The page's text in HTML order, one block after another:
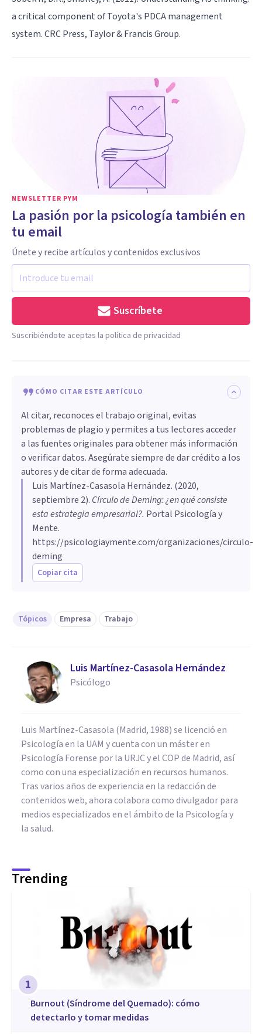
a critical component of Toyota's PDCA management
system. CRC Press, Taylor & Francis Group.
NEWSLETTER PYM
La pasión por la psicología también en
tu email
Únete y recibe artículos y contenidos exclusivos
Suscríbete
Suscribiéndote aceptas la política de privacidad
CÓMO CITAR ESTE ARTÍCULO
Al citar, reconoces el trabajo original, evitas
problemas de plagio y permites a tus lectores acceder
a las fuentes originales para obtener más información
o verificar datos. Asegúrate siempre de dar crédito a los
autores y de citar de forma adecuada.
Luis Martínez-Casasola Hernández. (2020,
septiembre 2). Círculo de Deming: ¿en qué consiste
esta estrategia empresarial?. Portal Psicología y
Mente.
https://psicologiaymente.com/organizaciones/circulo-
deming
Copiar cita
Tópicos Empresa Trabajo
Luis Martínez-Casasola Hernández
Psicólogo
Luis Martínez-Casasola (Madrid, 1988) se licenció en
Psicología en la UAM y cuenta con un máster en
Psicología Forense por la URJC y el COP de Madrid, así
como con una especialización en recursos humanos.
Tras varios años de experiencia en la redacción de
contenidos web, ahora colabora como divulgador para
medios especializados en el ámbito de la Psicología y
la salud.
Trending
1
Burnout (Síndrome del Quemado): cómo
detectarlo y tomar medidas